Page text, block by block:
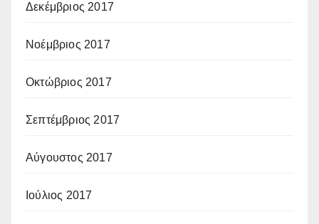
Δεκέμβριος 2017
Νοέμβριος 2017
Οκτώβριος 2017
Σεπτέμβριος 2017
Αύγουστος 2017
Ιούλιος 2017